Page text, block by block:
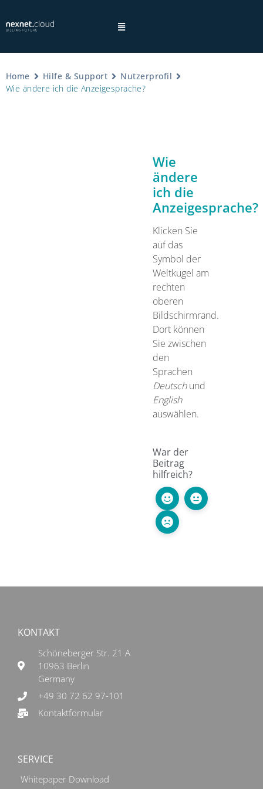
Home Hilfe & Support
Nutzerprofil
Wie ändere ich die Anzeigesprache?
Wie
ändere
ich die
Anzeigesprache?
Klicken Sie
auf das
Symbol der
Weltkugel am
rechten
oberen
Bildschirmrand.
Dort können
Sie zwischen
den
Sprachen
Deutschund
English
auswählen.
War der
Beitrag
hilfreich?
SERVICE
Whitepaper Download
KONTAKT
Schöneberger Str. 21 A
10963 Berlin
Germany
+49 30 72 62 97-101
Kontaktformular
Datenschutzhinweisen